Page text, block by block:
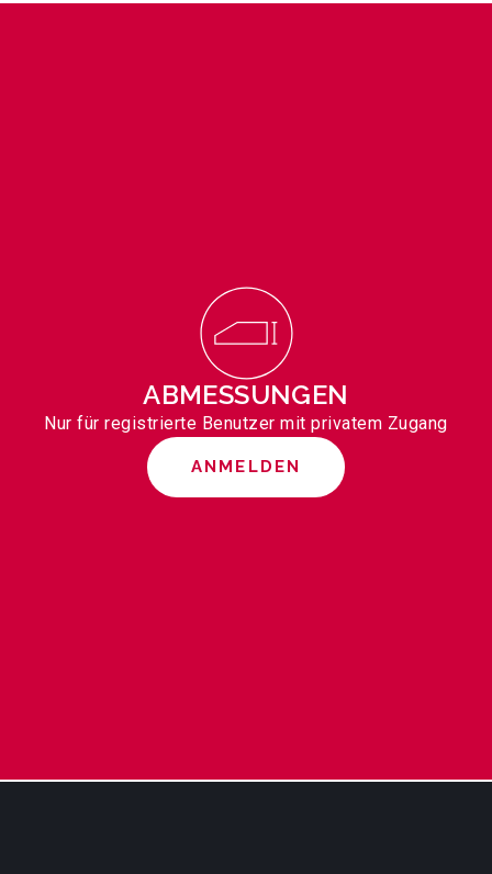
ABMESSUNGEN
Nur für registrierte Benutzer mit privatem Zugang
ANMELDEN